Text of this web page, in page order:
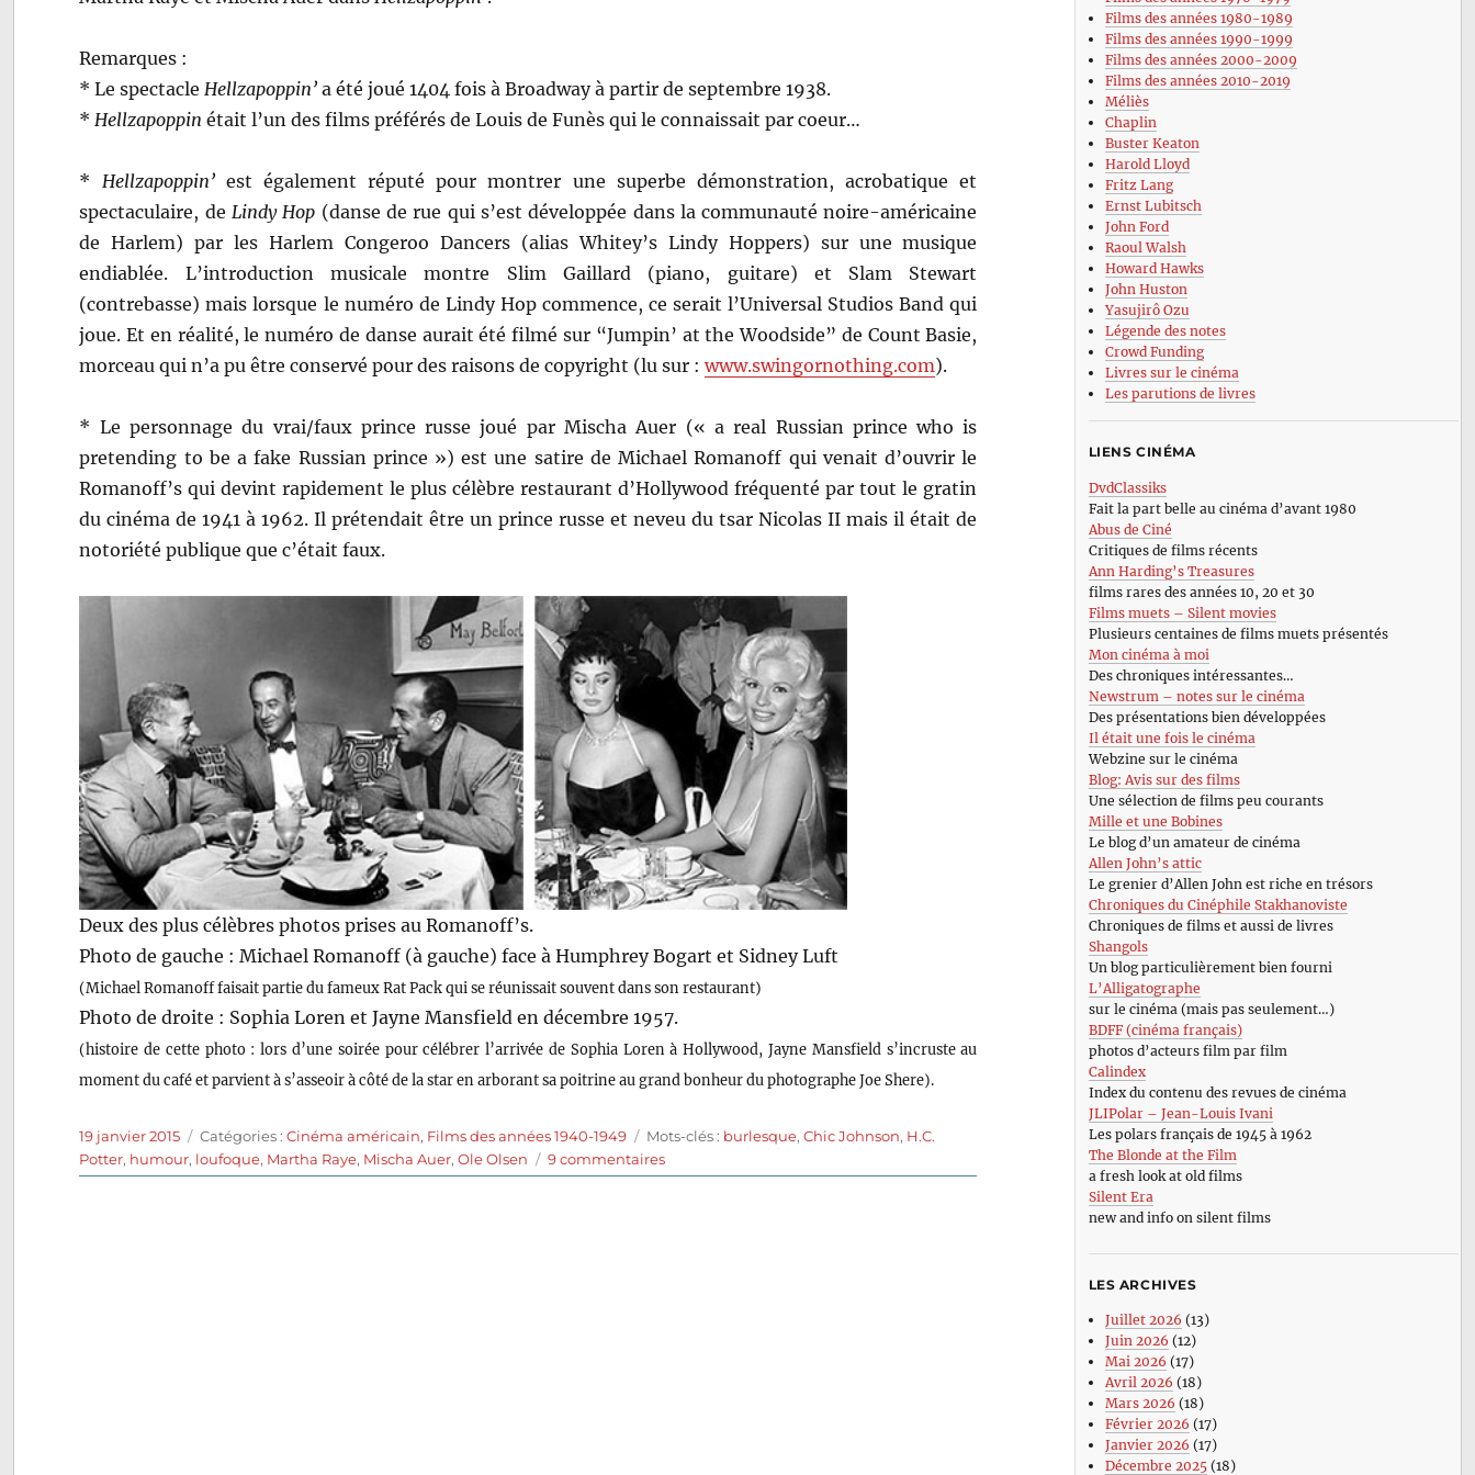
Remarques :
* Le spectacle Hellzapoppin’ a été joué 1404 fois à Broadway à partir de septembre 1938.
* Hellzapoppin était l’un des films préférés de Louis de Funès qui le connaissait par coeur…
* Hellzapoppin’est également réputé pour montrer une superbe démonstration, acrobatique et
spectaculaire, de Lindy Hop (danse de rue qui s’est développée dans la communauté noire-américaine
de Harlem) par les Harlem Congeroo Dancers (alias Whitey’s Lindy Hoppers) sur une musique
endiablée. L’introduction musicale montre Slim Gaillard (piano, guitare) et Slam Stewart
(contrebasse) mais lorsque le numéro de Lindy Hop commence, ce serait l’Universal Studios Band qui
joue. Et en réalité, le numéro de danse aurait été filmé sur “Jumpin’ at the Woodside” de Count Basie,
morceau qui n’a pu être conservé pour des raisons de copyright (lu sur :www.swingornothing.com).
* Le personnage du vrai/faux prince russe joué par Mischa Auer (« a real Russian prince who is
pretending to be a fake Russian prince ») est une satire de Michael Romanoff qui venait d’ouvrir le
Romanoff’s qui devint rapidement le plus célèbre restaurant d’Hollywood fréquenté par tout le gratin
du cinéma de 1941 à 1962. Il prétendait être un prince russe et neveu du tsar Nicolas II mais il était de
notoriété publique que c’était faux.
Deux des plus célèbres photos prises au Romanoff’s.
Photo de gauche : Michael Romanoff (à gauche) face à Humphrey Bogart et Sidney Luft
(Michael Romanoff faisait partie du fameux Rat Pack qui se réunissait souvent dans son restaurant)
Photo de droite : Sophia Loren et Jayne Mansfield en décembre 1957.
(histoire de cette photo : lors d’une soirée pour célébrer l’arrivée de Sophia Loren à Hollywood, Jayne Mansfield s’incruste au
moment du café et parvient à s’asseoir à côté de la star en arborant sa poitrine au grand bonheur du photographe Joe Shere).
Publié
le
19 janvier 2015 Catégories
Catégories :Cinéma américain, Films des années 1940-1949 Étiquettes
Mots-clés : burlesque,Chic Johnson, H.C.
Potter, humour, loufoque, Martha Raye, Mischa Auer,Ole Olsen 9 commentairessur
Hellzapoppin’
Films des années 1980-1989
Films des années 1990-1999
Films des années 2000-2009
Films des années 2010-2019
Méliès
Chaplin
Buster Keaton
Harold Lloyd
Fritz Lang
Ernst Lubitsch
John Ford
Raoul Walsh
Howard Hawks
John Huston
Yasujirô Ozu
Légende des notes
Crowd Funding
Livres sur le cinéma
Les parutions de livres
LIENS CINÉMA
DvdClassiks
Fait la part belle au cinéma d’avant 1980
Abus de Ciné
Critiques de films récents
Ann Harding’s Treasures
films rares des années 10, 20 et 30
Films muets – Silent movies
Plusieurs centaines de films muets présentés
Mon cinéma à moi
Des chroniques intéressantes…
Newstrum – notes sur le cinéma
Des présentations bien développées
Il était une fois le cinéma
Webzine sur le cinéma
Blog: Avis sur des films
Une sélection de films peu courants
Mille et une Bobines
Le blog d’un amateur de cinéma
Allen John’s attic
Le grenier d’Allen John est riche en trésors
Chroniques du Cinéphile Stakhanoviste
Chroniques de films et aussi de livres
Shangols
Un blog particulièrement bien fourni
L’Alligatographe
sur le cinéma (mais pas seulement…)
BDFF (cinéma français)
photos d’acteurs film par film
Calindex
Index du contenu des revues de cinéma
JLIPolar – Jean-Louis Ivani
Les polars français de 1945 à 1962
The Blonde at the Film
a fresh look at old films
Silent Era
new and info on silent films
LES ARCHIVES
Juillet 2026 (13)
Juin 2026 (12)
Mai 2026 (17)
Avril 2026 (18)
Mars 2026 (18)
Février 2026 (17)
Janvier 2026 (17)
Décembre 2025(18)